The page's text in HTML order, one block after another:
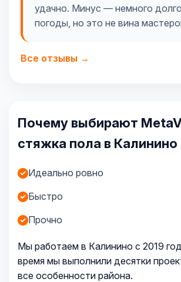
удачно. Минус — немного
погоды, но это не вина
Все отзывы →
Почему выбирают
стяжка пола в Калинино
Идеально ровно
Быстро
Прочно
Мы работаем в Калинино с 2019
время мы выполнили десятки
все особенности района.